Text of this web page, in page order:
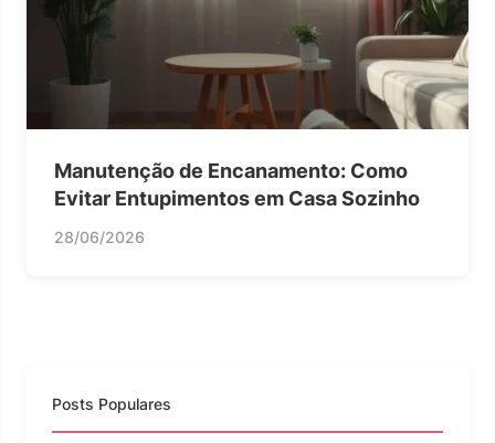
Manutenção de Encanamento: Como
Evitar Entupimentos em Casa Sozinho
28/06/2026
Posts Populares